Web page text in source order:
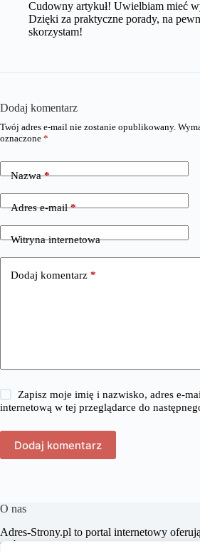
Cudowny artykuł! Uwielbiam mieć
Dzięki za praktyczne porady, na
skorzystam!
Dodaj komentarz
Twój adres e-mail nie zostanie opublikowany.
oznaczone *
Nazwa*
Adres e-mail*
Witryna internetowa
Dodaj komentarz *
Zapisz moje imię i nazwisko, adres e-
internetową w tej przeglądarce do
Dodaj komentarz
O nas
​Adres-Strony.pl to portal internetowy
treści z dziedzin takich jak dom, biznes,